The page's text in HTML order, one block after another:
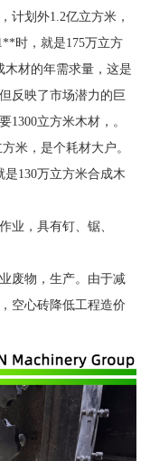
计划外1.2亿立方米，
时，就是175万立方
木材的年需求量，这是
反映了市场潜力的巨
1300立方米木材，。
米，是个耗材大户。
130万立方米合成木
业，具有钉、锯、
废物，生产。由于减
空心砖降低工程造价